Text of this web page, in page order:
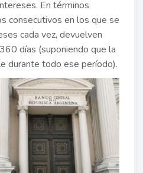
En términos
consecutivos en los que se
cada vez, devuelven
días (suponiendo que la
durante todo ese período).